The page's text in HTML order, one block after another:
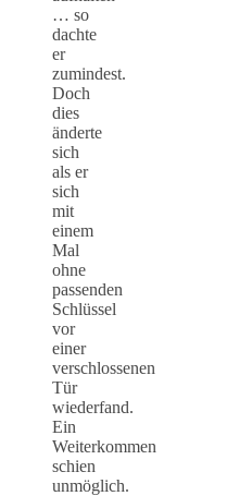
… so
dachte
er
zumindest.
Doch
dies
änderte
sich
als er
sich
mit
einem
Mal
ohne
passenden
Schlüssel
vor
einer
verschlossenen
Tür
wiederfand.
Ein
Weiterkommen
schien
unmöglich.